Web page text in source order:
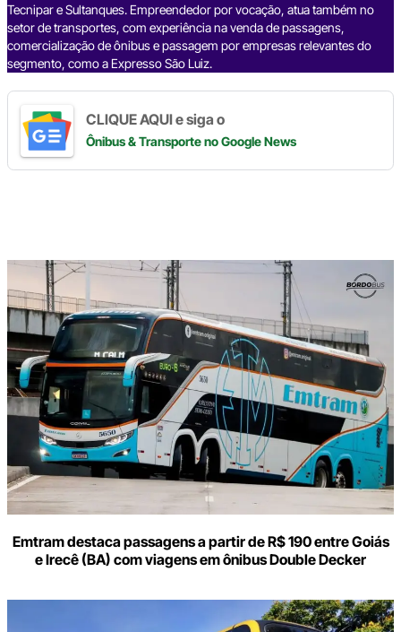
Tecnipar e Sultanques. Empreendedor por vocação, atua também no
setor de transportes, com experiência na venda de passagens,
comercialização de ônibus e passagem por empresas relevantes do
segmento, como a Expresso São Luiz.
CLIQUE AQUI e siga o
Ônibus & Transporteno Google News
Emtram destaca passagens a partir de R$ 190 entre Goiás
e Irecê (BA) com viagens em ônibus Double Decker
Digite
aqui
o
seu
e-
mail